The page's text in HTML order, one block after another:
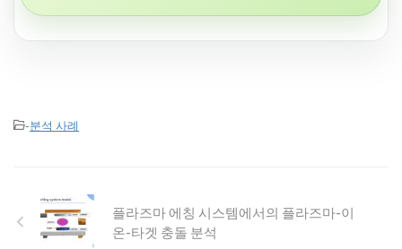
-분석 사례
플라즈마 에칭 시스템에서의 플라즈마-이
온-타겟 충돌 분석